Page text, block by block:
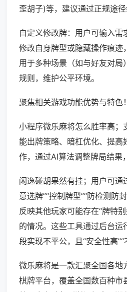
歪胡子)等，建议通过正规途径
自定义修改牌：用户可输入需
修改自身牌型或隐藏操作痕迹
用于多种场景（如与好友对局
规则，维护公平环境。
聚焦相关游戏功能优势与特色！
小程序微乐麻将怎么胜率高；
能出牌策略、暗杠优化、提高
作，通过AI算法调整牌局结果
闲逸碰胡果然有挂；用户可通
意选牌”“控制牌型”“防检测防
反映其他玩家可能存在“牌特
的情况。这些工具通过后台运
段实现不平公，且“安全性高”“
微乐麻将是一款汇聚全国各地
棋牌平台，覆盖全国数百种市